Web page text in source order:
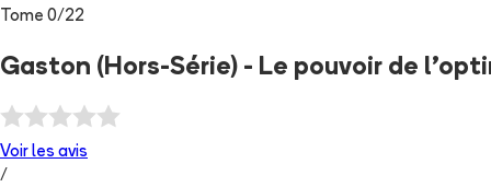
Tome 0/22
Gaston (Hors-Série) - Le pouvoir de
Voir les avis
/